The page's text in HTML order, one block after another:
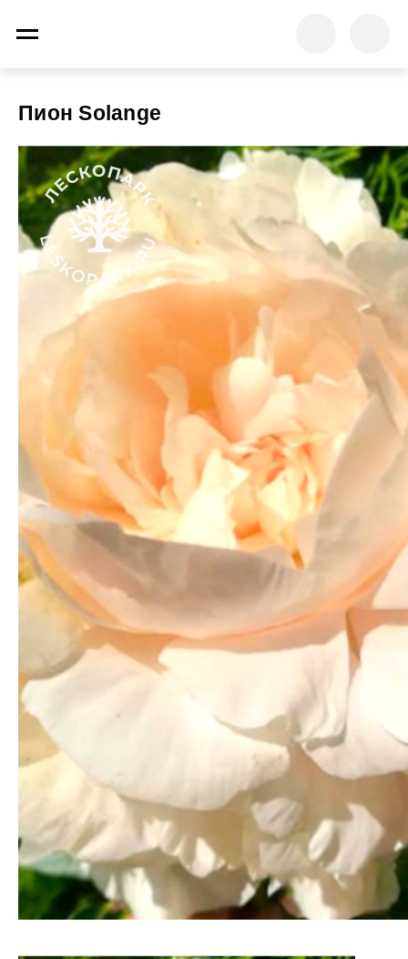
Пион Solange